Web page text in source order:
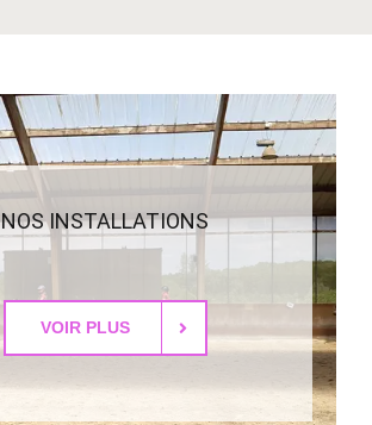
NOS INSTALLATIONS
VOIR PLUS